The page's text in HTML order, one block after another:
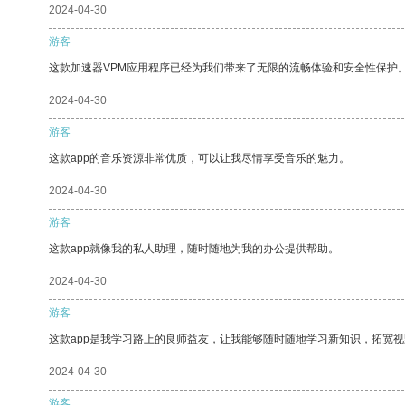
2024-04-30
游客
这款加速器VPM应用程序已经为我们带来了无限的流畅体验和安全性保护
2024-04-30
游客
这款app的音乐资源非常优质，可以让我尽情享受音乐的魅力。
2024-04-30
游客
这款app就像我的私人助理，随时随地为我的办公提供帮助。
2024-04-30
游客
这款app是我学习路上的良师益友，让我能够随时随地学习新知识，拓宽
2024-04-30